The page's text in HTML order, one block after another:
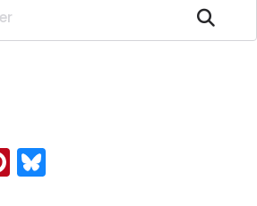
Pesquisar
Pi
n